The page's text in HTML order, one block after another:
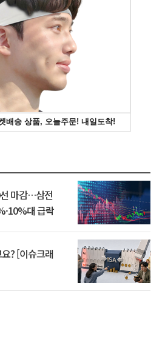
마감…삼전
대 급락
? [이슈크래